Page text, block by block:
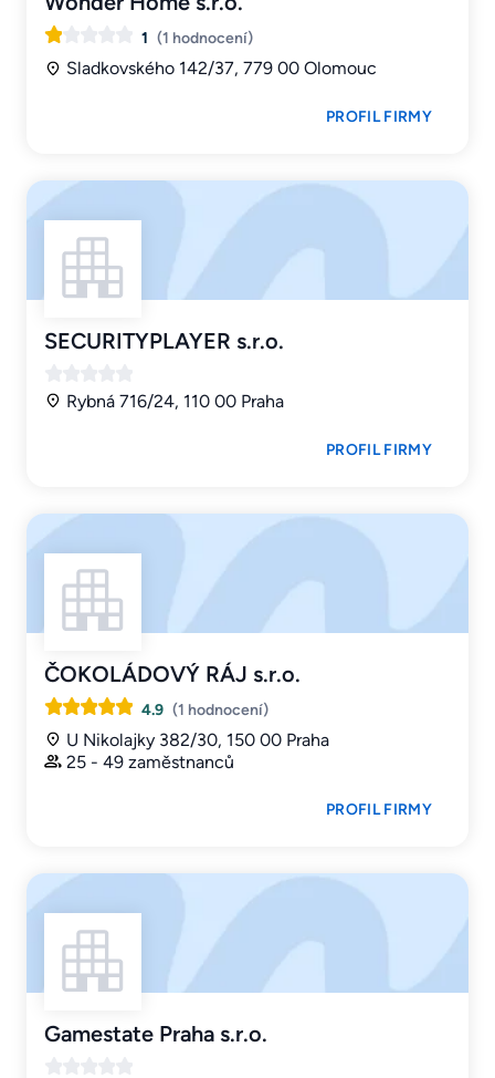
1 (1 hodnocení)
Sladkovského 142/37, 779 00 Olomouc
PROFIL FIRMY
SECURITYPLAYER s.r.o.
Rybná 716/24, 110 00 Praha
PROFIL FIRMY
ČOKOLÁDOVÝ RÁJ s.r.o.
4.9 (1 hodnocení)
U Nikolajky 382/30, 150 00 Praha
25 - 49 zaměstnanců
PROFIL FIRMY
Gamestate Praha s.r.o.